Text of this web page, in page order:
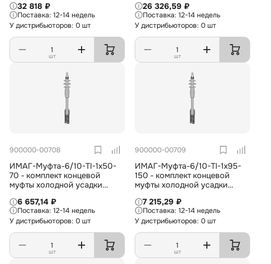
жил. кабеля с изоляцией из
СПЭ на 6/10 кВ, 3х95-150 мм2
32 818 ₽
12-14 недель
У дистрибьюторов: 0 шт
шт
жил. кабеля с изоляцией из
СПЭ на 6/10 кВ, 3х185-300
мм2
26 326,59 ₽
12-14 недель
У дистрибьюторов: 0 шт
шт
900000-00708
ИМАГ-Муфта-6/10-TI-1х50-
70 - комплект концевой
муфты холодной усадки
жил. кабеля с изоляцией из
СПЭ на 6/10 кВ, 1х50-70 мм2
6 657,14 ₽
12-14 недель
У дистрибьюторов: 0 шт
шт
900000-00709
ИМАГ-Муфта-6/10-TI-1х95-
150 - комплект концевой
муфты холодной усадки
жил. кабеля с изоляцией из
СПЭ на 6/10 кВ, 1х95-150 мм2
7 215,29 ₽
12-14 недель
У дистрибьюторов: 0 шт
шт